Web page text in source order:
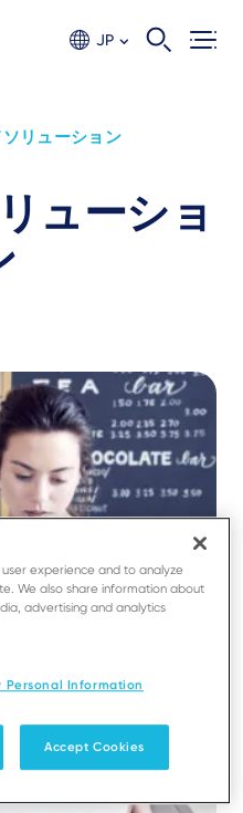
JP
リューション
ューショ
experience and to analyze
We also share information about
advertising and analytics
Personal Information
Accept Cookies